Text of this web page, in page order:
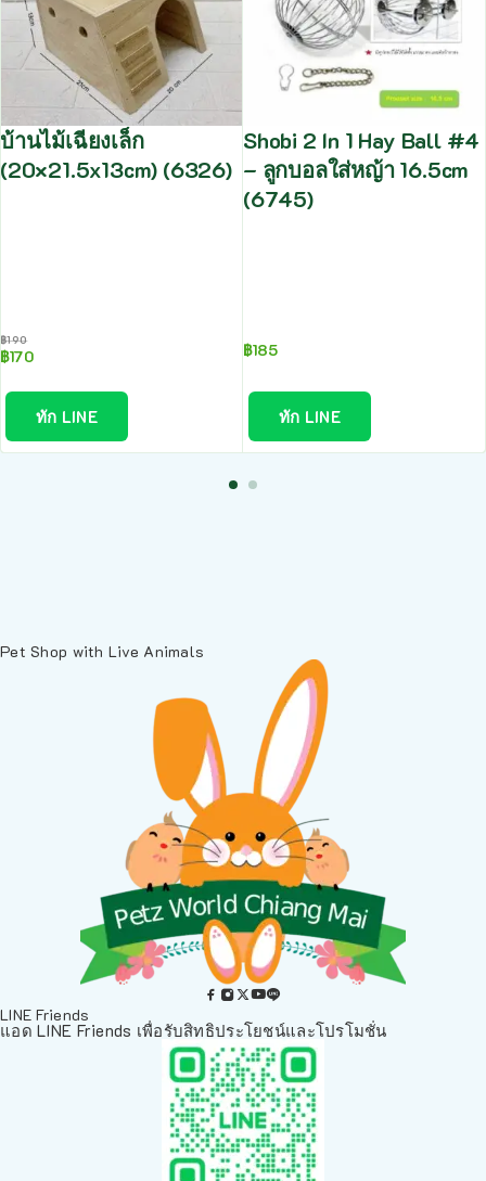
บ้านไม้เฉียงเล็ก
(20×21.5x13cm) (6326)
฿190
฿170
ทัก LINE
Shobi 2 In 1 Hay Ball #4
– ลูกบอลใส่หญ้า 16.5cm
(6745)
฿185
ทัก LINE
Pet Shop with Live Animals
LINE Friends
แอด LINE Friends เพื่อรับสิทธิประโยชน์และโปรโมชั่น